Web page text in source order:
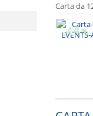
Carta da
-44%